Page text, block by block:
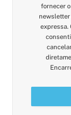
fornecer
newsletter
expressa.